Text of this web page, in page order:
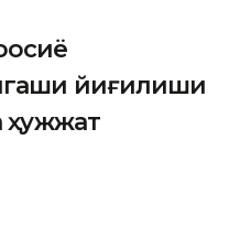
йиғилиши
ҳужжат